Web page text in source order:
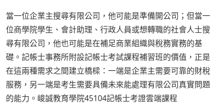
當一位企業主搜尋有限公司，他可能是準備開公司；但當一
位商學院學生、會計助理、行政人員或想轉職的社會人士搜
尋有限公司，他也可能是在補足商業組織與稅務實務的基
礎。記帳士事務所附設記帳士考試課程補習班的價值，正是
在這兩種需求之間建立橋樑：一端是企業主需要可靠的財稅
服務，另一端是考生需要具備未來能處理有限公司真實問題
的能力。峻誠教育學院45104記帳士考證雲端課程